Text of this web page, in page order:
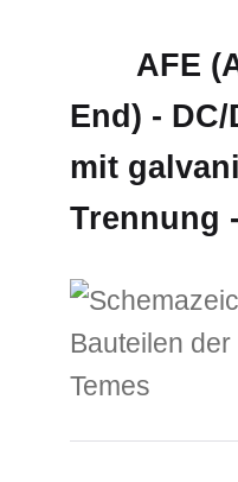
AFE
End) -
mit
Trennung